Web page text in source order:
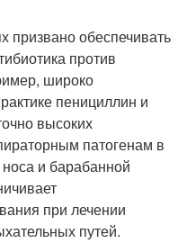
призвано обеспечивать
против
широко
пенициллин и
высоких
патогенам в
и барабанной
при лечении
путей.